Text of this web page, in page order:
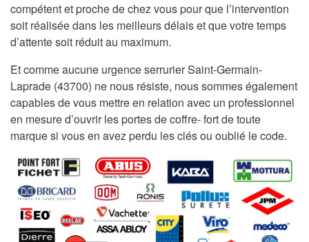
compétent et proche de chez vous pour que l’intervention
soit réalisée dans les meilleurs délais et que votre temps
d’attente soit réduit au maximum.
Et comme aucune urgence serrurier Saint-Germain-
Laprade (43700) ne nous résiste, nous sommes également
capables de vous mettre en relation avec un professionnel
en mesure d’ouvrir les portes de coffre- fort de toute
marque si vous en avez perdu les clés ou oublié le code.